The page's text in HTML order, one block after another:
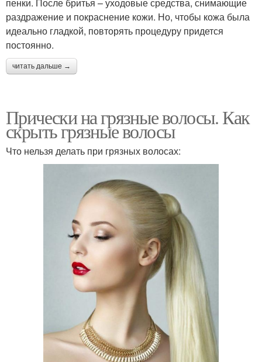
пенки. После бритья – уходовые средства, снимающие
раздражение и покраснение кожи. Но, чтобы кожа была
идеально гладкой, повторять процедуру придется
постоянно.
читать дальше →
Прически на грязные волосы. Как
скрыть грязные волосы
Что нельзя делать при грязных волосах: